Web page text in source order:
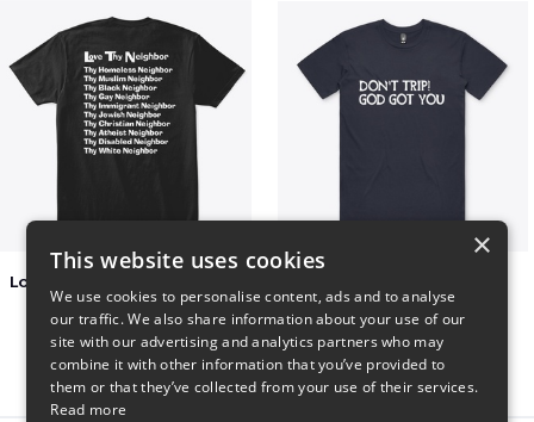
$27 $23
×
This website uses cookies
We use cookies to personalise content, ads and to analyse
our traffic. We also share information about your use of our
site with our advertising and analytics partners who may
combine it with other information that you’ve provided to
them or that they’ve collected from your use of their services.
Read more